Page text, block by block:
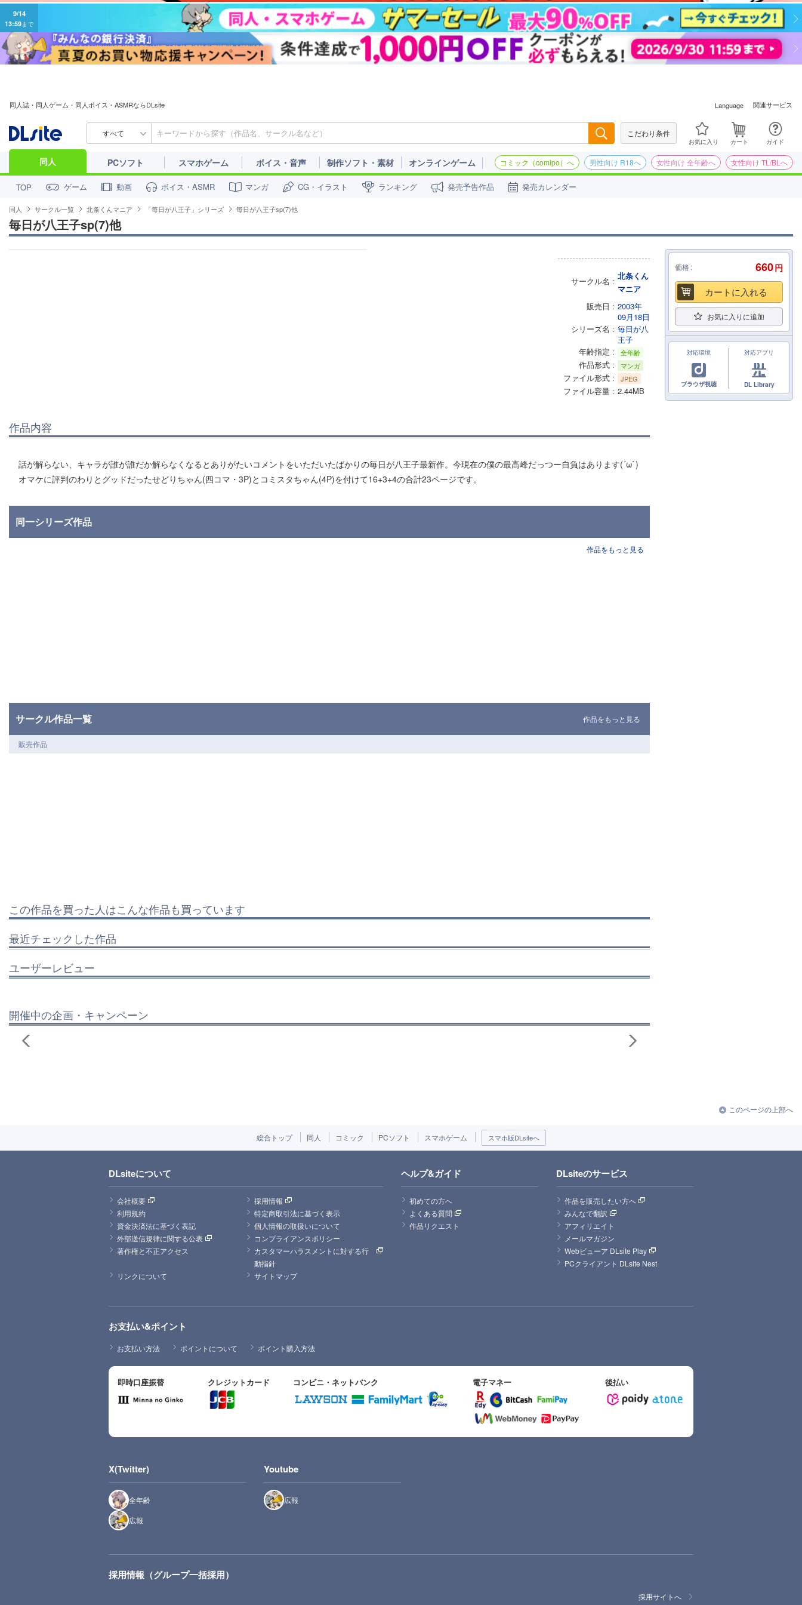
9/14
13:59まで
同人誌・同人ゲーム・同人ボイス・ASMRならDLsite Language 関連サービス
すべて こだわり条件
お気に入り カート ガイド
同人 PCソフト スマホゲーム ボイス・音声 制作ソフト・素材 オンラインゲーム コミック（comipo）へ 男性向け R18へ 女性向け 全年齢へ 女性向け TL/BLへ
TOP ゲーム 動画 ボイス・ASMR マンガ CG・イラスト ランキング 発売予告作品 発売カレンダー
同人 サークル一覧 北条くんマニア 「毎日が八王子」シリーズ 毎日が八王子sp(7)他
毎日が八王子sp(7)他
サークル名
北条くん
マニア
販売日
2003年
09月18日
シリーズ名
毎日が八
王子
年齢指定
全年齢
作品形式 マンガ
ファイル形式 JPEG
ファイル容量 2.44MB
作品内容
話が解らない、キャラが誰が誰だか解らなくなるとありがたいコメントをいただいたばかりの毎日が八王子最新作。今現在の僕の最高峰だっつー自負はあります(´ω`)
オマケに評判のわりとグッドだったせどりちゃん(四コマ・3P)とコミスタちゃん(4P)を付けて16+3+4の合計23ページです。
同一シリーズ作品
作品をもっと見る
サークル作品一覧 作品をもっと見る
販売作品
この作品を買った人はこんな作品も買っています
最近チェックした作品
ユーザーレビュー
開催中の企画・キャンペーン
価格 660円
カートに入れる
お気に入りに追加
対応環境
ブラウザ視聴
対応アプリ
DL Library
このページの上部へ
総合トップ 同人 コミック PCソフト スマホゲーム スマホ版DLsiteへ
DLsiteについて
会社概要
採用情報
利用規約
特定商取引法に基づく表示
資金決済法に基づく表記
個人情報の取扱いについて
外部送信規律に関する公表
コンプライアンスポリシー
著作権と不正アクセス
カスタマーハラスメントに対する行
動指針
リンクについて
サイトマップ
ヘルプ&ガイド
初めての方へ
よくある質問
作品リクエスト
DLsiteのサービス
作品を販売したい方へ
みんなで翻訳
アフィリエイト
メールマガジン
Webビューア DLsite Play
PCクライアント DLsite Nest
お支払い&ポイント
お支払い方法 ポイントについて ポイント購入方法
即時口座振替 クレジットカード コンビニ・ネットバンク 電子マネー 後払い
X(Twitter)
全年齢
広報
Youtube
広報
採用情報（グループ一括採用）
採用サイトへ